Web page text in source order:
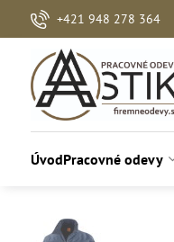
+421 948 278 364
ÚvodPracovné odevy